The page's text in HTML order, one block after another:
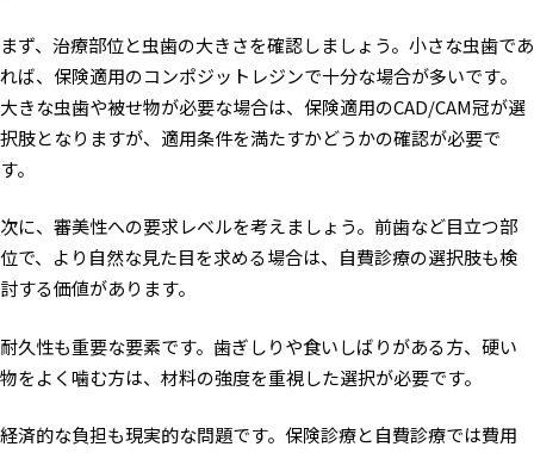
まず、治療部位と虫歯の大きさを確認しましょう。小さな虫歯であ
れば、保険適用のコンポジットレジンで十分な場合が多いです。
大きな虫歯や被せ物が必要な場合は、保険適用のCAD/CAM冠が選
択肢となりますが、適用条件を満たすかどうかの確認が必要で
す。
次に、審美性への要求レベルを考えましょう。前歯など目立つ部
位で、より自然な見た目を求める場合は、自費診療の選択肢も検
討する価値があります。
耐久性も重要な要素です。歯ぎしりや食いしばりがある方、硬い
物をよく噛む方は、材料の強度を重視した選択が必要です。
経済的な負担も現実的な問題です。保険診療と自費診療では費用